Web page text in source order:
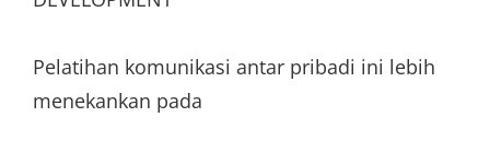
Pelatihan komunikasi antar pribadi ini lebih
menekankan pada